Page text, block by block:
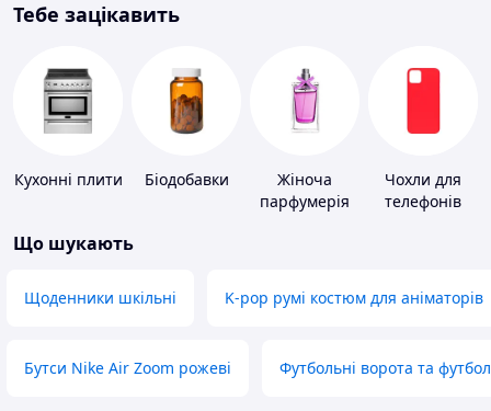
Тебе зацікавить
Кухонні плити Біодобавки
Жіноча
парфумерія
Чохли для
телефонів
Що шукають
Щоденники шкільні K-pop румі костюм для аніматорів
Бутси Nike Air Zoom рожеві Футбольні ворота та